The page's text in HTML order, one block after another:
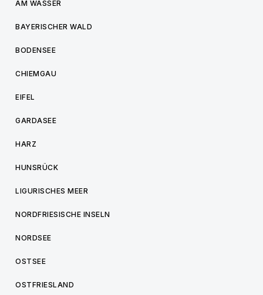
AM WASSER
BAYERISCHER WALD
BODENSEE
CHIEMGAU
EIFEL
GARDASEE
HARZ
HUNSRÜCK
LIGURISCHES MEER
NORDFRIESISCHE INSELN
NORDSEE
OSTSEE
OSTFRIESLAND